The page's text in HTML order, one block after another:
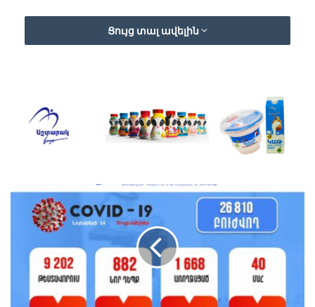
Մի քանի օրվա ընթացքում թունավորված
«Տաշիր պիցցա»-ի սննդի կետերում 171
քաղաքացիների թունավորման դեպքերի առթիվ
Նոյեմբերի 10-ին ՍԱՏՄ-ն ու առողջապահության
նախարարությունը հանդես եկան պիցցերիաների
ցանցի մասնաճյուղերում իրականացված
հետազոտությունների ու լաբորատոր
փորձաքննությունների մասին համատեղ
հայտարարությամբ: Ըստ այդմ՝ պարզվել էր, որ
լաբորատոր փորձարկումների արդյունքներով
Ցույց տալ ավելին